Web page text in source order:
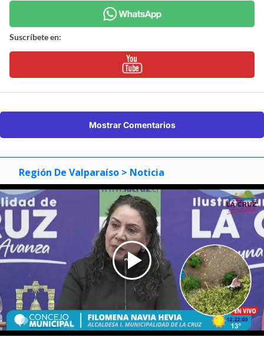
Suscríbete en:
Mostrar Comentarios
Región De Valparaíso > Noticia